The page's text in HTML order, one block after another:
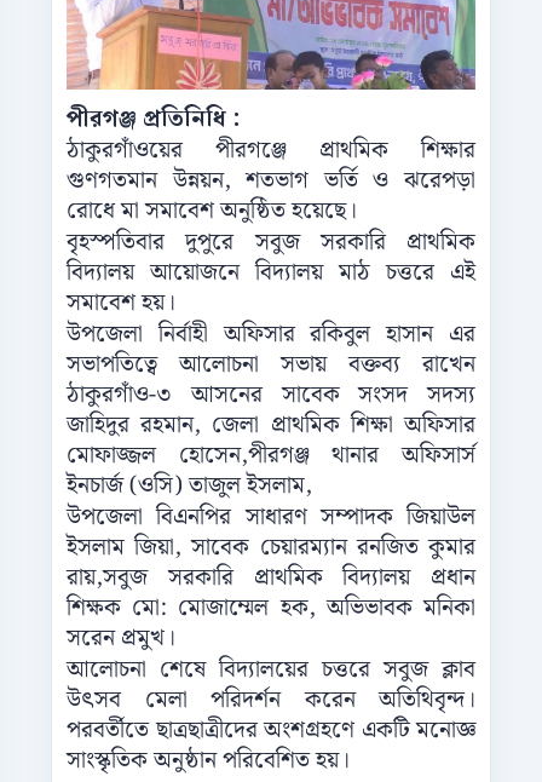
পীরগঞ্জ প্রতিনিধি :
ঠাকুরগাঁওয়ের পীরগঞ্জে প্রাথমিক শিক্ষার
গুণগতমান উন্নয়ন, শতভাগ ভর্তি ও ঝরেপড়া
রোধে মা সমাবেশ অনুষ্ঠিত হয়েছে।
বৃহস্পতিবার দুপুরে সবুজ সরকারি প্রাথমিক
বিদ্যালয় আয়োজনে বিদ্যালয় মাঠ চত্তরে এই
সমাবেশ হয়।
উপজেলা নির্বাহী অফিসার রকিবুল হাসান এর
সভাপতিত্বে আলোচনা সভায় বক্তব্য রাখেন
ঠাকুরগাঁও-৩ আসনের সাবেক সংসদ সদস্য
জাহিদুর রহমান, জেলা প্রাথমিক শিক্ষা অফিসার
মোফাজ্জল হোসেন,পীরগঞ্জ থানার অফিসার্স
ইনচার্জ (ওসি) তাজুল ইসলাম,
উপজেলা বিএনপির সাধারণ সম্পাদক জিয়াউল
ইসলাম জিয়া, সাবেক চেয়ারম্যান রনজিত কুমার
রায়,সবুজ সরকারি প্রাথমিক বিদ্যালয় প্রধান
শিক্ষক মো: মোজাম্মেল হক, অভিভাবক মনিকা
সরেন প্রমুখ।
আলোচনা শেষে বিদ্যালয়ের চত্তরে সবুজ ক্লাব
উৎসব মেলা পরিদর্শন করেন অতিথিবৃন্দ।
পরবর্তীতে ছাত্রছাত্রীদের অংশগ্রহণে একটি মনোজ্ঞ
সাংস্কৃতিক অনুষ্ঠান পরিবেশিত হয়।